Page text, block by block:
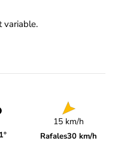
variable.
15 km/h
Rafales30 km/h